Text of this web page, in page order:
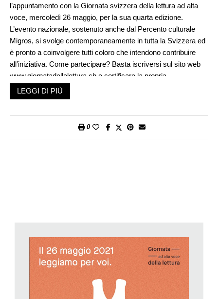
l’appuntamento con la Giornata svizzera della lettura ad alta
voce, mercoledì 26 maggio, per la sua quarta edizione.
L’evento nazionale, sostenuto anche dal Percento culturale
Migros, si svolge contemporaneamente in tutta la Svizzera ed
è pronto a coinvolgere tutti coloro che intendono contribuire
all’iniziativa. Come partecipare? Basta iscriversi sul sito web
www.giornatadellalettura.ch e certificare la propria
«performance» compilando il formulario online e scegliendo a
quale tipo di lettura aderire. Diverse sono le possibilità: si può
ai propri figli, familiari o amici; oppure proporre la propria viva
lettura ad alta voce per la Svizzera italiana: «Anche quest’anno
avremo il sostegno di personalità di spicco conosciute a livello
svizzero – ambasciatori e ambasciatrici in ognuna delle regioni
sull’importanza della lettura ad alta voce praticata
LEGGI DI PIÙ
0